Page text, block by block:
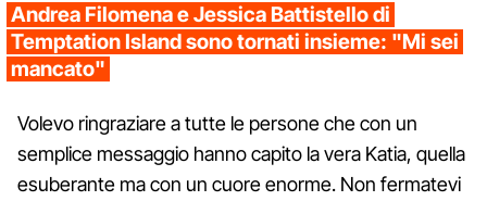
Andrea Filomena e Jessica Battistello di
Temptation Island sono tornati insieme: "Mi sei
mancato"
Volevo ringraziare a tutte le persone che con un
semplice messaggio hanno capito la vera Katia, quella
esuberante ma con un cuore enorme. Non fermatevi